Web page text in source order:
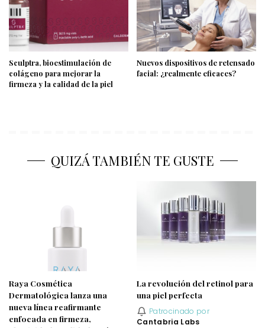
Sculptra, bioestimulación de
colágeno para mejorar la
firmeza y la calidad de la piel
Nuevos dispositivos de retensado
facial: ¿realmente eficaces?
QUIZÁ TAMBIÉN TE GUSTE
Raya Cosmética
Dermatológica lanza una
nueva línea reafirmante
enfocada en firmeza,
La revolución del retinol para
una piel perfecta
Patrocinado por
Cantabria Labs